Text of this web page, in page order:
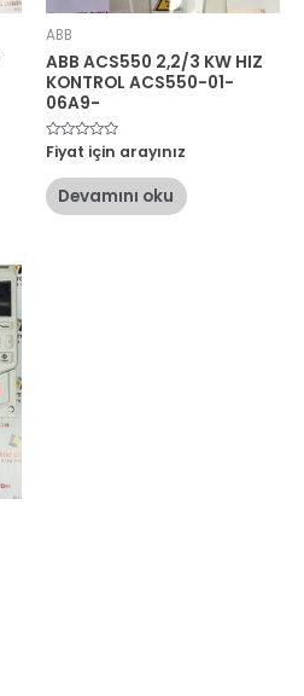
ABB
ABB ACS550 2,2/3 KW HIZ
KONTROL ACS550-01-
06A9-
5
üzerinden
oy
aldı
Fiyat için arayınız
Devamını oku